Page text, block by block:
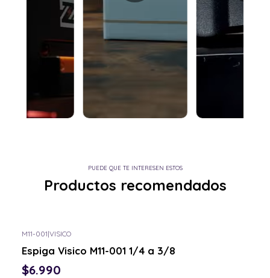
PUEDE QUE TE INTERESEN ESTOS
Productos recomendados
M11-001|VISICO
Espiga Visico M11-001 1/4 a 3/8
$6.990